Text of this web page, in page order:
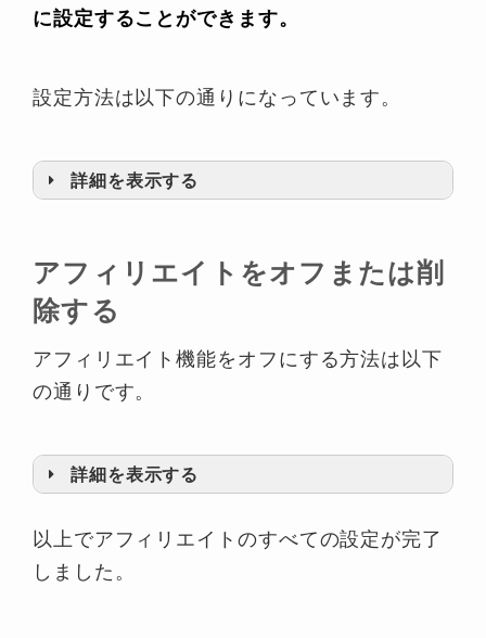
アフィリエイトの名前をクリック
アフィリエイトの報酬は毎月1日（または
業日）に米ドルでPayPalにて支払われま
に設定することができます。
設定方法は以下の通りになっています。
詳細を表示する
アフィリエイトをオフまたは削
除する
アフィリエイト機能をオフにする方法は以下
の通りです。
詳細を表示する
します。
以上でアフィリエイトのすべての設定が完了
しました。